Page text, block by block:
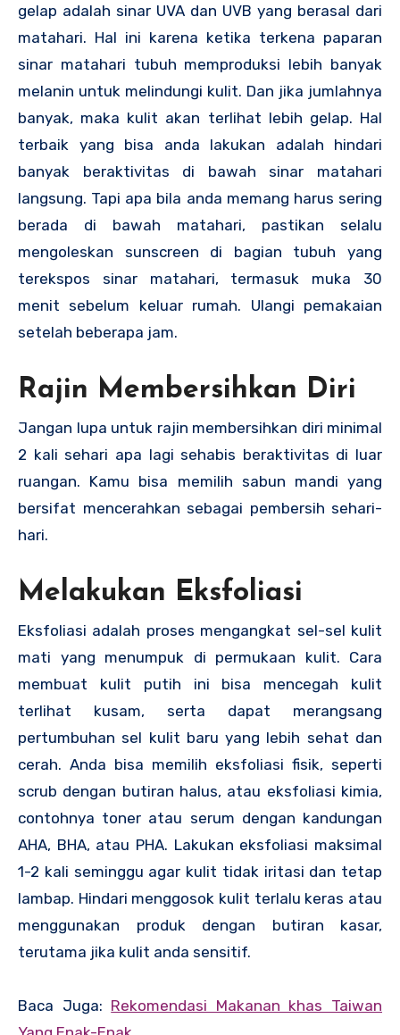
gelap adalah sinar UVA dan UVB yang berasal dari
matahari. Hal ini karena ketika terkena paparan
sinar matahari tubuh memproduksi lebih banyak
melanin untuk melindungi kulit. Dan jika jumlahnya
banyak, maka kulit akan terlihat lebih gelap. Hal
terbaik yang bisa anda lakukan adalah hindari
banyak beraktivitas di bawah sinar matahari
langsung. Tapi apa bila anda memang harus sering
berada di bawah matahari, pastikan selalu
mengoleskan sunscreen di bagian tubuh yang
terekspos sinar matahari, termasuk muka 30
menit sebelum keluar rumah. Ulangi pemakaian
setelah beberapa jam.
Rajin Membersihkan Diri
Jangan lupa untuk rajin membersihkan diri minimal
2 kali sehari apa lagi sehabis beraktivitas di luar
ruangan. Kamu bisa memilih sabun mandi yang
bersifat mencerahkan sebagai pembersih sehari-
hari.
Melakukan Eksfoliasi
Eksfoliasi adalah proses mengangkat sel-sel kulit
mati yang menumpuk di permukaan kulit. Cara
membuat kulit putih ini bisa mencegah kulit
terlihat kusam, serta dapat merangsang
pertumbuhan sel kulit baru yang lebih sehat dan
cerah. Anda bisa memilih eksfoliasi fisik, seperti
scrub dengan butiran halus, atau eksfoliasi kimia,
contohnya toner atau serum dengan kandungan
AHA, BHA, atau PHA. Lakukan eksfoliasi maksimal
1-2 kali seminggu agar kulit tidak iritasi dan tetap
lambap. Hindari menggosok kulit terlalu keras atau
menggunakan produk dengan butiran kasar,
terutama jika kulit anda sensitif.
Baca Juga: Rekomendasi Makanan khas Taiwan